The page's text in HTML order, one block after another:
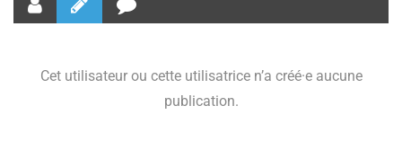
Cet utilisateur ou cette utilisatrice n’a créé·e aucune
publication.